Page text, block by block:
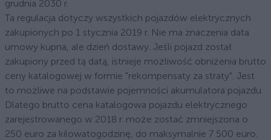
grudnia 2030 r.
Ta regulacja dotyczy wszystkich pojazdów elektrycznych
zakupionych po 1 stycznia 2019 r. Nie ma znaczenia data
umowy kupna, ale dzień dostawy. Jeśli pojazd został
zakupiony przed tą datą, istnieje możliwość obniżenia brutto
ceny katalogowej w formie "rekompensaty za straty". Jest
to możliwe na podstawie pojemności akumulatora pojazdu.
Dlatego brutto cena katalogowa pojazdu elektrycznego
zarejestrowanego w 2018 r. może zostać zmniejszona o
250 euro za kilowatogodzinę, do maksymalnie 7 500 euro.